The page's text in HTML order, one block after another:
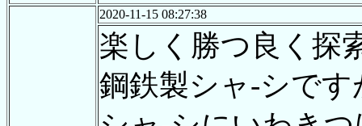
2020-11-15 08:27:38
楽しく勝つ良く探
鋼鉄製シャ-シで